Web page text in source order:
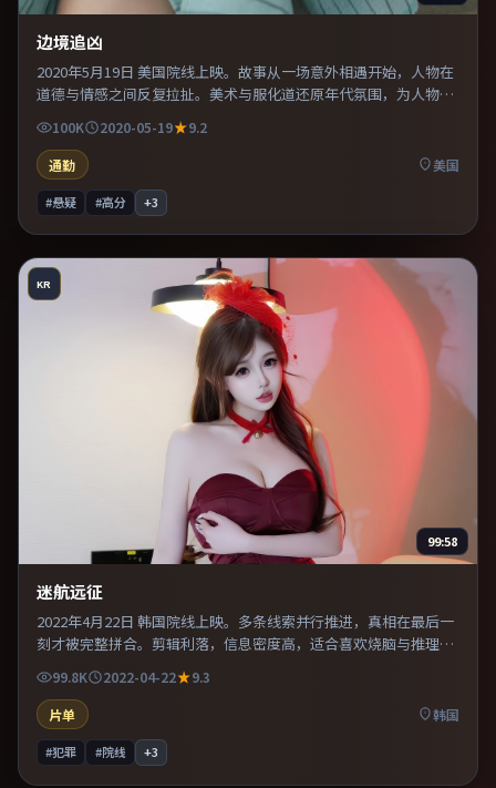
边境追凶
2020年5月19日 美国院线上映。故事从一场意外相遇开始，人物在
道德与情感之间反复拉扯。美术与服化道还原年代氛围，为人物动
机提供可信支撑。适合喜欢现实主义题材的观众，情绪后劲较足。
100K 2020-05-19
9.2
通勤
美国
#悬疑 #高分 +3
KR
99:58
迷航远征
2022年4月22日 韩国院线上映。多条线索并行推进，真相在最后一
刻才被完整拼合。剪辑利落，信息密度高，适合喜欢烧脑与推理的
观众。片尾留白意味深长，值得二刷细品台词与构图。
99.8K 2022-04-22
9.3
片单
韩国
#犯罪 #院线 +3